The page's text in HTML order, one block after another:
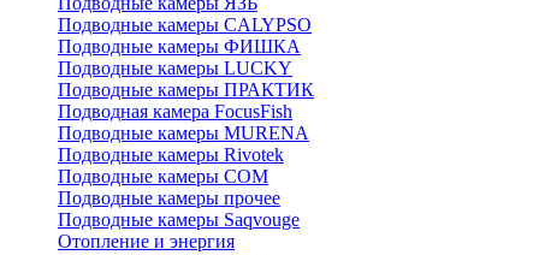
Подводные камеры CALYPSO
Подводные камеры ФИШКА
Подводные камеры LUCKY
Подводные камеры ПРАКТИК
Подводная камера FocusFish
Подводные камеры MURENA
Подводные камеры Rivotek
Подводные камеры СОМ
Подводные камеры прочее
Подводные камеры Saqvouge
Отопление и энергия